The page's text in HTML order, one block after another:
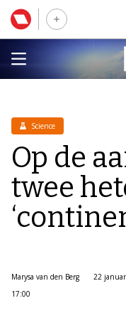
Science
Op de
twee
Marysa van den Berg
22
17:00